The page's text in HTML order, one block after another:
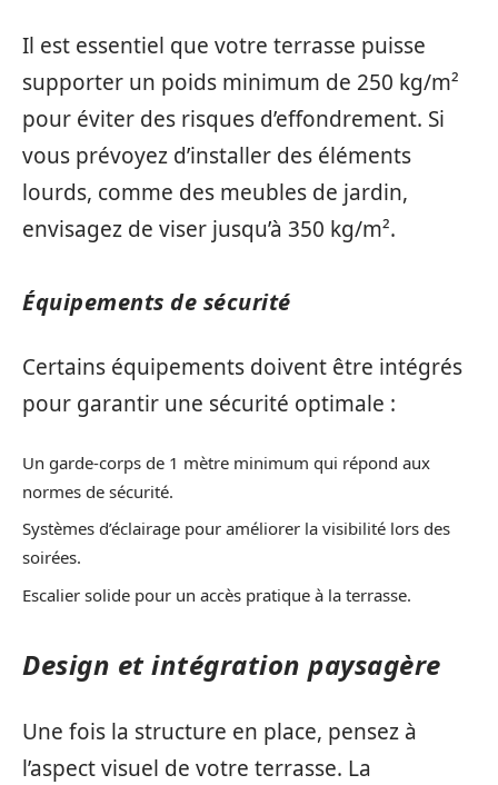
Il est essentiel que votre terrasse puisse
supporter un poids minimum de 250 kg/m²
pour éviter des risques d’effondrement. Si
vous prévoyez d’installer des éléments
lourds, comme des meubles de jardin,
envisagez de viser jusqu’à 350 kg/m².
Équipements de sécurité
Certains équipements doivent être intégrés
pour garantir une sécurité optimale :
Un garde-corps de 1 mètre minimum qui répond aux
normes de sécurité.
Systèmes d’éclairage pour améliorer la visibilité lors des
soirées.
Escalier solide pour un accès pratique à la terrasse.
Design et intégration paysagère
Une fois la structure en place, pensez à
l’aspect visuel de votre terrasse. La